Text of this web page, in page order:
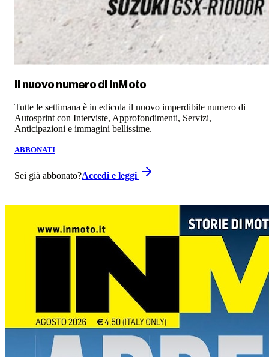
Il nuovo numero di InMoto
Tutte le settimana è in edicola il nuovo imperdibile numero di
Autosprint con Interviste, Approfondimenti, Servizi,
Anticipazioni e immagini bellissime.
ABBONATI
Sei già abbonato?Accedi e leggi